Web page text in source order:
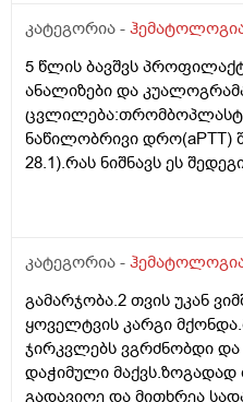
კატეგორია -
5 წლის ბავშვს
ანალიზები და
ნაწილობრივი დრო(aPTT)
28.1).რას ნიშნავს ეს
კატეგორია -
გამარჯობა.2 თვის უკან
ყოველტვის კარგი
ჯირკვლებს ვგრძნობდი
დაჭიმული
გადავიღე და მითხრეა